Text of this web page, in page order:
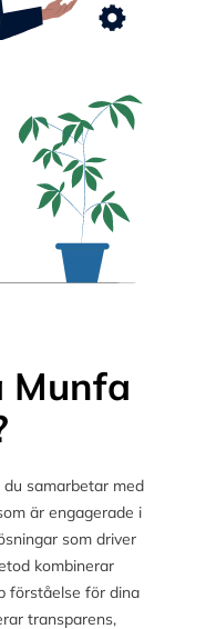
Munfa
samarbetar med
är engagerade i
som driver
kombinerar
förståelse för dina
transparens,